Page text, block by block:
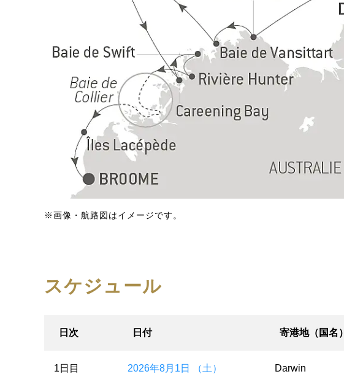
※画像・航路図はイメージです。
スケジュール
日次 日付 寄港地（国名）
1日目 2026年8月1日 （土） Darwin